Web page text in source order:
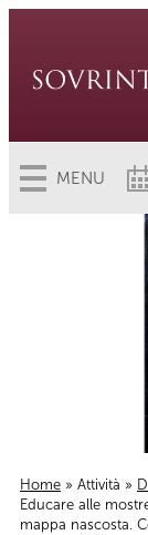
MENU
Tu sei qui
Home » Attività »
Educare alle
mappa nascosta.